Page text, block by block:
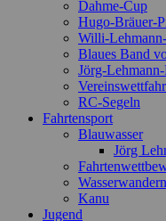
Dahme-Cup
Hugo-Bräuer-
Willi-
Blaues Band
Jörg-
RC-Segeln
Fahrtensport
Blauwasser
Jörg
Wasserwandern
Kanu
Jugend